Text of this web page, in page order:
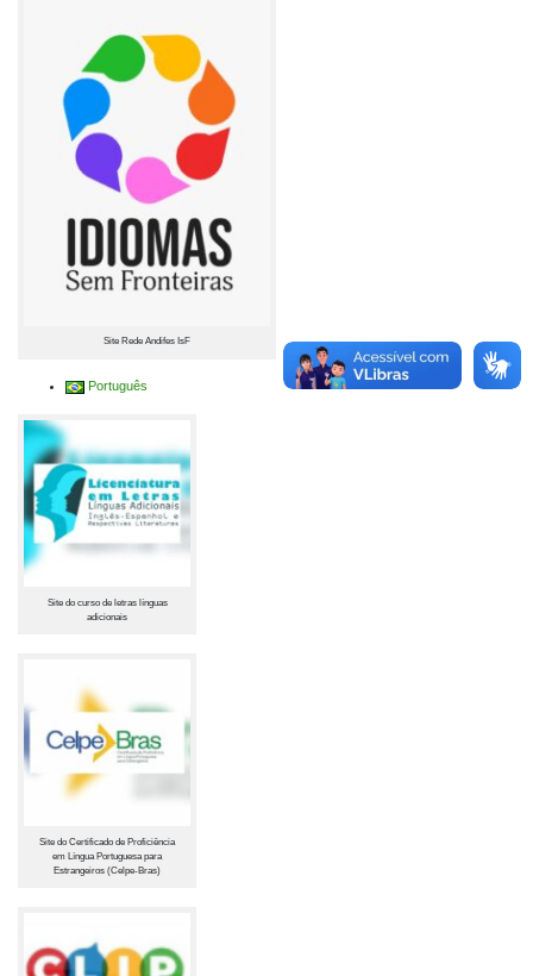
Site Rede Andifes IsF
Português
Site do curso de letras línguas
adicionais
Site do Certificado de Proficiência
em Língua Portuguesa para
Estrangeiros (Celpe-Bras)